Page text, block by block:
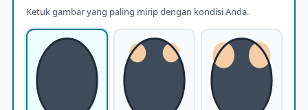
Ketuk gambar yang paling mirip dengan kondisi Anda.